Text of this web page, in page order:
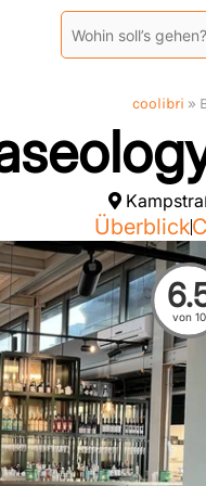
coolibri »
Überblick
von 10